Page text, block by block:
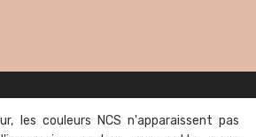
les couleurs NCS n'apparaissent pas